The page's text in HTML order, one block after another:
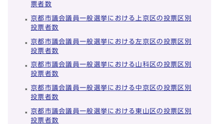
票者数
京都市議会議員一般選挙における上京区の投票区別
投票者数
京都市議会議員一般選挙における左京区の投票区別
投票者数
京都市議会議員一般選挙における山科区の投票区別
投票者数
京都市議会議員一般選挙における中京区の投票区別
投票者数
京都市議会議員一般選挙における東山区の投票区別
投票者数